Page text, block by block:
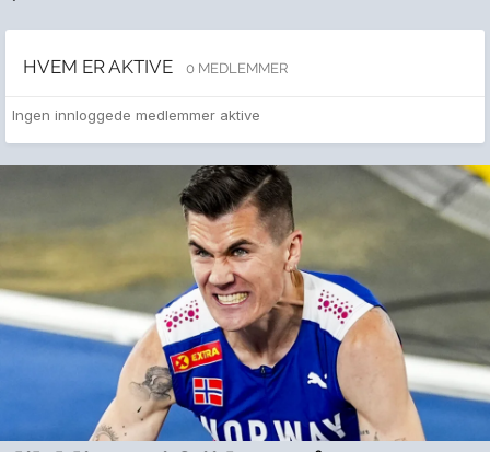
HVEM ER AKTIVE 0 MEDLEMMER
Ingen innloggede medlemmer aktive